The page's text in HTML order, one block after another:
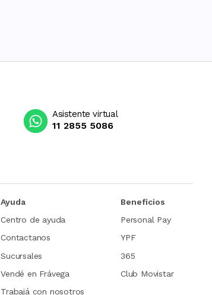
Asistente virtual
11 2855 5086
Ayuda
Centro de ayuda
Contactanos
Sucursales
Vendé en Frávega
Trabajá con nosotros
Beneficios
Personal Pay
YPF
365
Club Movistar